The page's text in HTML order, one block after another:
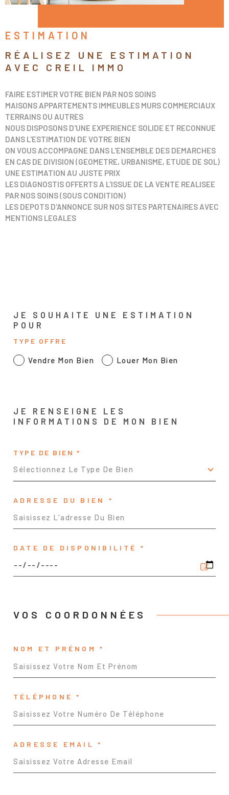
CONTACT
ESTIMATION
RÉALISEZ UNE ESTIMATION
AVEC CREIL IMMO
FAIRE ESTIMER VOTRE BIEN PAR NOS SOINS
MAISONS APPARTEMENTS IMMEUBLES MURS COMMERCIAUX
TERRAINS OU AUTRES
NOUS DISPOSONS D'UNE EXPERIENCE SOLIDE ET RECONNUE
DANS L'ESTIMATION DE VOTRE BIEN
ON VOUS ACCOMPAGNE DANS L'ENSEMBLE DES DEMARCHES
EN CAS DE DIVISION (GEOMETRE, URBANISME, ETUDE DE SOL)
UNE ESTIMATION AU JUSTE PRIX
LES DIAGNOSTIS OFFERTS A L'ISSUE DE LA VENTE REALISEE
PAR NOS SOINS (SOUS CONDITION)
LES DEPOTS D'ANNONCE SUR NOS SITES PARTENAIRES AVEC
MENTIONS LEGALES
JE SOUHAITE UNE ESTIMATION
POUR
TYPE OFFRE
Vendre Mon Bien Louer Mon Bien
JE RENSEIGNE LES
INFORMATIONS DE MON BIEN
TYPE DE BIEN *
Sélectionnez Le Type De Bien
ADRESSE DU BIEN *
DATE DE DISPONIBILITÉ *
VOS COORDONNÉES
NOM ET PRÉNOM *
TÉLÉPHONE *
ADRESSE EMAIL *